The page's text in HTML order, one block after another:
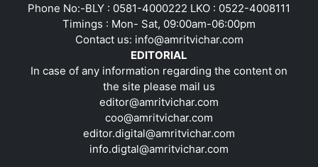
Phone No:-BLY : 0581-4000222 LKO : 0522-4008111
Timings : Mon- Sat, 09:00am-06:00pm
Contact us: info@amritvichar.com
EDITORIAL
In case of any information regarding the content on
the site please mail us
editor@amritvichar.com
coo@amritvichar.com
editor.digital@amritvichar.com
info.digtal@amritvichar.com